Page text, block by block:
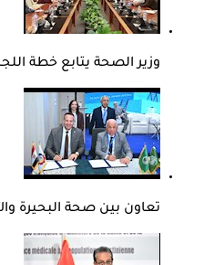
وزير الصحة يتابع خطة
تعاون بين صحة البحيرة